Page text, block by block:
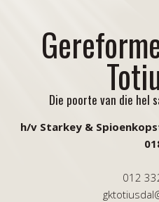
Die poorte van die hel
h/v Starkey &
012